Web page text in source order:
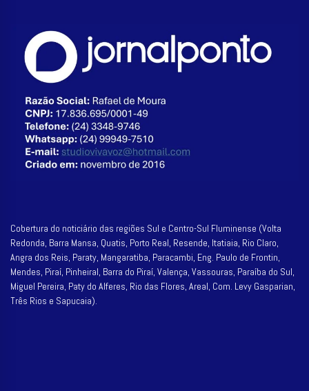
Cobertura do noticiário das regiões Sul e Centro-Sul Fluminense (Volta
Redonda, Barra Mansa, Quatis, Porto Real, Resende, Itatiaia, Rio Claro,
Angra dos Reis, Paraty, Mangaratiba, Paracambi, Eng. Paulo de Frontin,
Mendes, Piraí, Pinheiral, Barra do Piraí, Valença, Vassouras, Paraíba do Sul,
Miguel Pereira, Paty do Alferes, Rio das Flores, Areal, Com. Levy Gasparian,
Três Rios e Sapucaia).